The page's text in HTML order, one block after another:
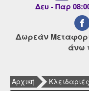
Δευ - Παρ
Δωρεάν
άνω
Αρχική